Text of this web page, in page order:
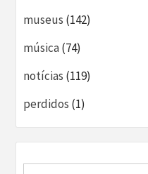
museus (142)
música(74)
notícias (119)
perdidos (1)